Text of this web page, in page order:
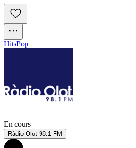
HitsPop
En cours
Ràdio Olot 98.1 FM